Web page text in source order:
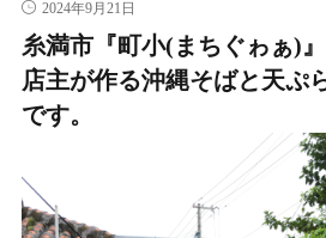
2024年9月21日
糸満市『町小(まちぐゎぁ)
店主が作る沖縄そばと天ぷ
です。